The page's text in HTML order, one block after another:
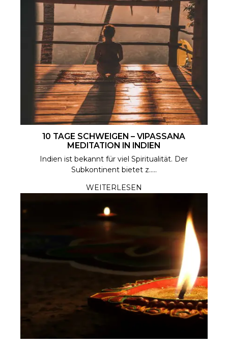
10 TAGE SCHWEIGEN – VIPASSANA
MEDITATION IN INDIEN
Indien ist bekannt für viel Spiritualität. Der
Subkontinent bietet z.....
WEITERLESEN